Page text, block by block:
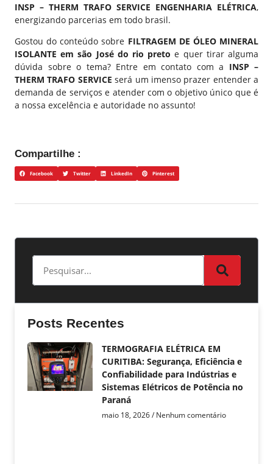
Posts Recentes
TERMOGRAFIA ELÉTRICA EM
CURITIBA: Segurança, Eficiência e
Confiabilidade para Indústrias e
Sistemas Elétricos de Potência no
Paraná
maio 18, 2026 Nenhum comentário
INSP – THERM TRAFO SERVICE ENGENHARIA ELÉTRICA,
energizando parcerias em todo brasil.
Gostou do conteúdo sobre FILTRAGEM DE ÓLEO MINERAL
ISOLANTE em são José do rio pretoe quer tirar alguma
dúvida sobre o tema? Entre em contato com a INSP –
THERM TRAFO SERVICE será um imenso prazer entender a
demanda de serviços e atender com o objetivo único que é
a nossa excelência e autoridade no assunto!
Compartilhe :
Facebook Twitter LinkedIn Pinterest